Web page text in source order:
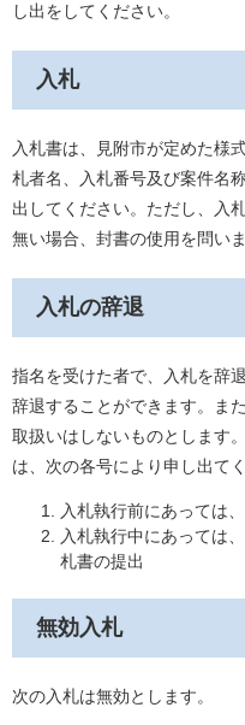
し出をしてください。
入札
入札書は、見附市が定めた様
札者名、入札番号及び案件名
出してください。ただし、入
無い場合、封書の使用を問いま
入札の辞退
指名を受けた者で、入札を辞
辞退することができます。ま
取扱いはしないものとします
は、次の各号により申し出てく
入札執行前にあっては
入札執行中にあっては
札書の提出
無効入札
次の入札は無効とします。